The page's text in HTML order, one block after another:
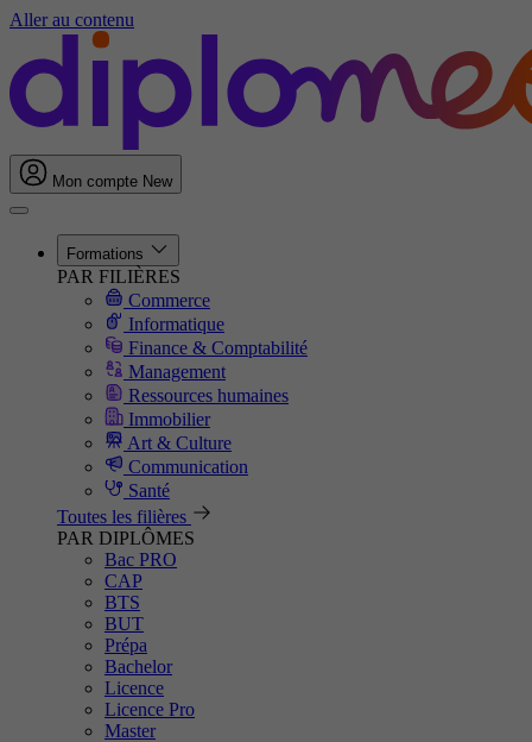
Aller au contenu
Mon compte New
Formations
PAR FILIÈRES
Commerce
Informatique
Finance & Comptabilité
Management
Ressources humaines
Immobilier
Art & Culture
Communication
Santé
Toutes les filières
PAR DIPLÔMES
Bac PRO
CAP
BTS
BUT
Prépa
Bachelor
Licence
Licence Pro
Master